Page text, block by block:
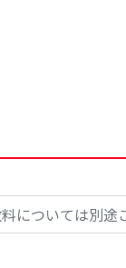
については別途